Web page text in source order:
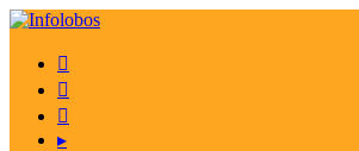



▸